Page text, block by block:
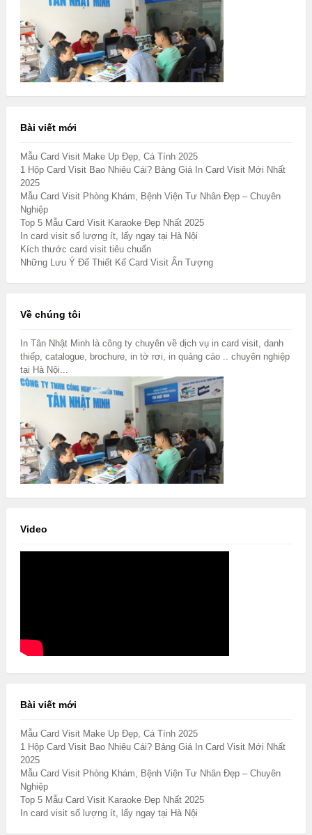
Bài viết mới
Mẫu Card Visit Make Up Đẹp, Cá Tính 2025
1 Hộp Card Visit Bao Nhiêu Cái? Bảng Giá In Card Visit Mới Nhất
2025
Mẫu Card Visit Phòng Khám, Bệnh Viện Tư Nhân Đẹp – Chuyên
Nghiệp
Top 5 Mẫu Card Visit Karaoke Đẹp Nhất 2025
In card visit số lượng ít, lấy ngay tại Hà Nội
Kích thước card visit tiêu chuẩn
Những Lưu Ý Để Thiết Kế Card Visit Ấn Tượng
Về chúng tôi
In Tân Nhật Minh là công ty chuyên về dịch vụ in card visit, danh
thiếp, catalogue, brochure, in tờ rơi, in quảng cáo .. chuyên nghiệp
tại Hà Nội...
Video
Bài viết mới
Mẫu Card Visit Make Up Đẹp, Cá Tính 2025
1 Hộp Card Visit Bao Nhiêu Cái? Bảng Giá In Card Visit Mới Nhất
2025
Mẫu Card Visit Phòng Khám, Bệnh Viện Tư Nhân Đẹp – Chuyên
Nghiệp
Top 5 Mẫu Card Visit Karaoke Đẹp Nhất 2025
In card visit số lượng ít, lấy ngay tại Hà Nội